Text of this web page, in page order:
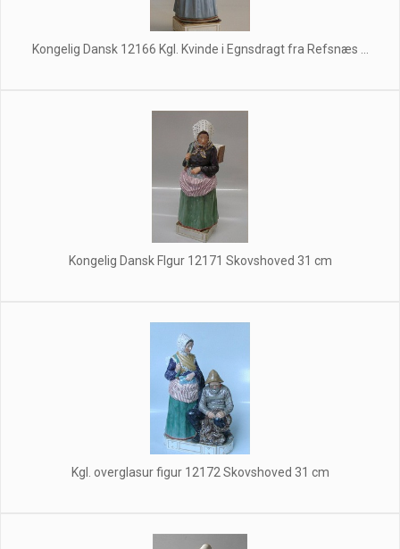
Kongelig Dansk 12166 Kgl. Kvinde i Egnsdragt fra Refsnæs ...
Kongelig Dansk FIgur 12171 Skovshoved 31 cm
Kgl. overglasur figur 12172 Skovshoved 31 cm